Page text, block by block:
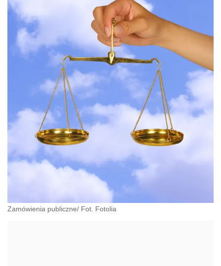
Zamówienia publiczne/ Fot. Fotolia